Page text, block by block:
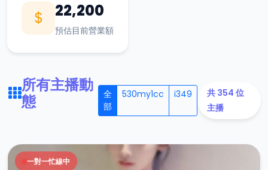
22,200
預估目前營業額
所有主播動
態
全
部
530my1cc i349
共 354 位
主播
一對一忙線中